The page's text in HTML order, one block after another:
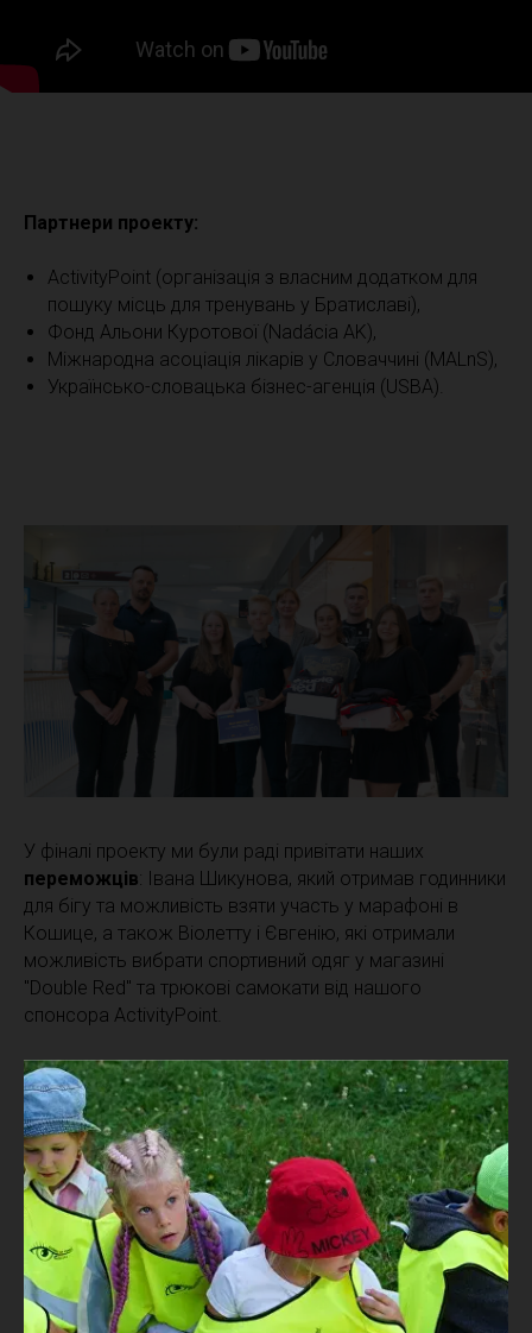
Партнери проекту:
ActivityPoint (організація з власним додатком для
пошуку місць для тренувань у Братиславі),
Фонд Альони Куротової (Nadácia AK),
Міжнародна асоціація лікарів у Словаччині (MALnS),
Українсько-словацька бізнес-агенція (USBA).
У фіналі проекту ми були раді привітати наших
переможців: Івана Шикунова, який отримав годинники
для бігу та можливість взяти участь у марафоні в
Кошице, а також Віолетту і Євгенію, які отримали
можливість вибрати спортивний одяг у магазині
"Double Red" та трюкові самокати від нашого
спонсора ActivityPoint.
Проект#PohybSpajaвключав п'ять різних видів
фізичної активності:
Біг- під егідою досвідченого ультра-марафонеця та
тренера Євгенія, який завжди надавав підтримку та
наглядав за нашими учасниками.
"Workout"- завдяки співпраці з ActivityPoint та їхнім
засновником Володимиром, ми подолали будь-які